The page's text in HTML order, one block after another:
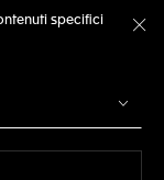
specifici